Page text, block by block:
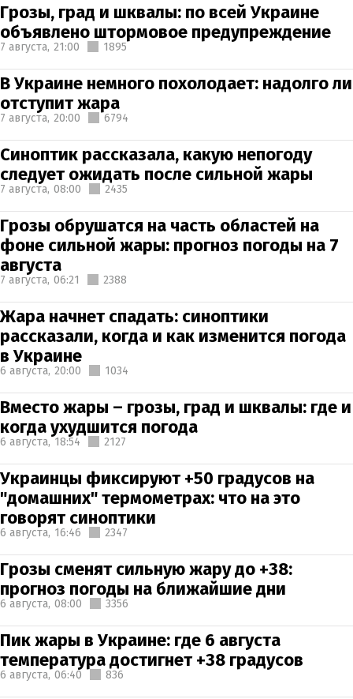
Грозы, град и шквалы: по всей Украине
объявлено штормовое предупреждение
7 августа, 21:00 1895
В Украине немного похолодает: надолго ли
отступит жара
7 августа, 20:00 6794
Синоптик рассказала, какую непогоду
следует ожидать после сильной жары
7 августа, 08:00 2435
Грозы обрушатся на часть областей на
фоне сильной жары: прогноз погоды на 7
августа
7 августа, 06:21 2388
Жара начнет спадать: синоптики
рассказали, когда и как изменится погода
в Украине
6 августа, 20:00 1034
Вместо жары – грозы, град и шквалы: где и
когда ухудшится погода
6 августа, 18:54 2127
Украинцы фиксируют +50 градусов на
"домашних" термометрах: что на это
говорят синоптики
6 августа, 16:46 2347
Грозы сменят сильную жару до +38:
прогноз погоды на ближайшие дни
6 августа, 08:00 3356
Пик жары в Украине: где 6 августа
температура достигнет +38 градусов
6 августа, 06:40 836